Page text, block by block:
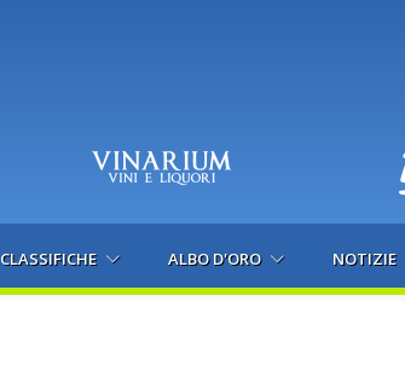
CLASSIFICHE ALBO D'ORO NOTIZIE